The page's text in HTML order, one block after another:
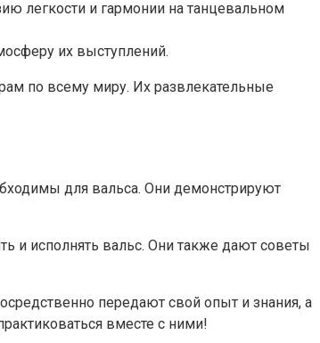
легкости и гармонии на танцевальном
их выступлений.
по всему миру. Их развлекательные
для вальса. Они демонстрируют
и исполнять вальс. Они также дают советы
передают свой опыт и знания, а
вместе с ними!